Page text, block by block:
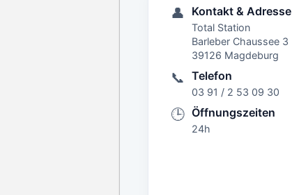
👤 Kontakt & Adresse
Total Station
Barleber Chaussee 3
39126 Magdeburg
📞 Telefon
03 91 / 2 53 09 30
🕒 Öffnungszeiten
24h